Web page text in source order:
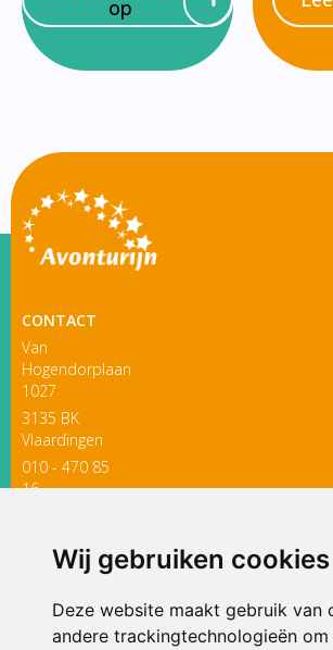
Wij gebruiken cookies
Deze website maakt gebruik van
andere trackingtechnologieën
op
CONTACT
Van
Hogendorplaan
1027
3135 BK
Vlaardingen
010 - 470 85
16
ONDERDEEL VAN